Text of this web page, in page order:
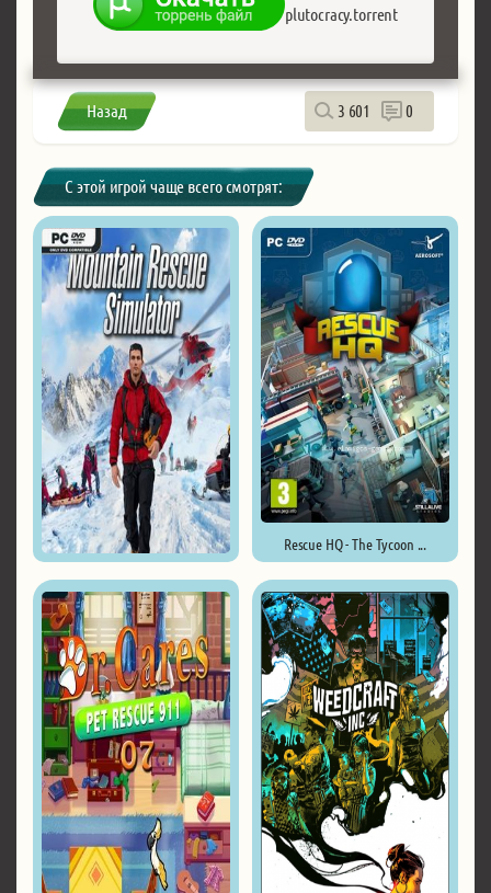
plutocracy.torrent
Назад 3 601 0
С этой игрой чаще всего смотрят:
Rescue HQ - The Tycoon ...